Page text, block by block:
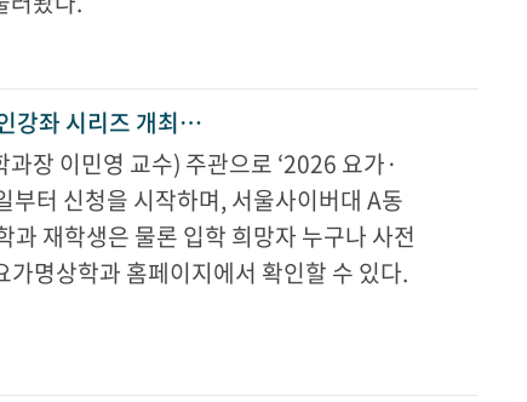
강좌 시리즈 개최…
장 이민영 교수) 주관으로 ‘2026 요가·
부터 신청을 시작하며, 서울사이버대 A동
재학생은 물론 입학 희망자 누구나 사전
명상학과 홈페이지에서 확인할 수 있다.